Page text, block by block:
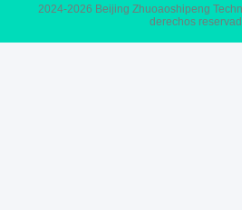
2024-2026 Beijing Zhuoaoshipeng
derechos